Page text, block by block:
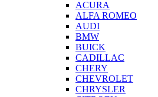
ACURA
ALFA ROMEO
AUDI
BMW
BUICK
CADILLAC
CHERY
CHEVROLET
CHRYSLER